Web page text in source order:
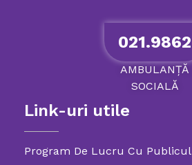
021.9862
AMBULANȚĂ
SOCIALĂ
Link-uri utile
Program De Lucru Cu Publicul